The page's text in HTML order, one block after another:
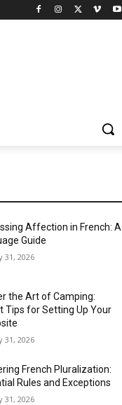
Affection in French: A
Guide
31, 2026
the Art of Camping:
Tips for Setting Up Your
31, 2026
French Pluralization:
Rules and Exceptions
31, 2026